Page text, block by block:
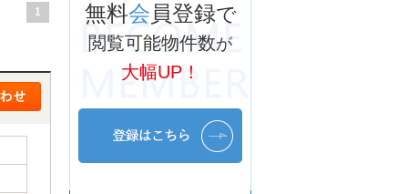
1 無料会員登録で
閲覧可能物件数が
大幅UP！